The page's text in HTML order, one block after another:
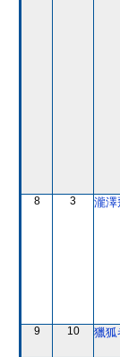
8 3 瀧澤
9 10 獵狐